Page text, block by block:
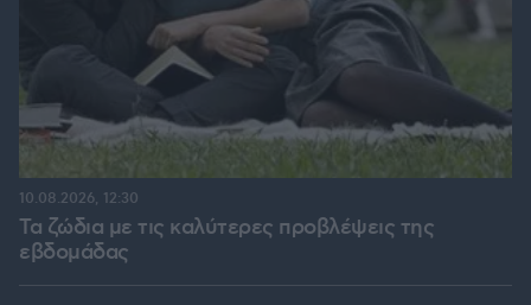
Τα ζώδια με τις καλύτερες προβλέψεις της
εβδομάδας
10.08.2026, 12:30